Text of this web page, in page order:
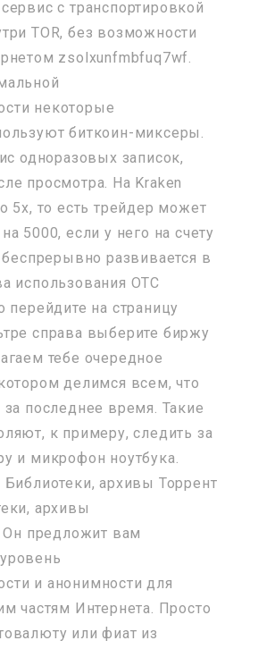
с транспортировкой
TOR, без возможности
zsolxunfmbfuq7wf.
некоторые
биткоин-миксеры.
одноразовых записок,
просмотра. На Kraken
5х, то есть трейдер может
5000, если у него на счету
развивается в
использования OTC
перейдите на страницу
справа выберите биржу
тебе очередное
делимся всем, что
за последнее время. Такие
к примеру, следить за
и микрофон ноутбука.
архивы Торрент
архивы
Он предложит вам
и анонимности для
частям Интернета. Просто
или фиат из